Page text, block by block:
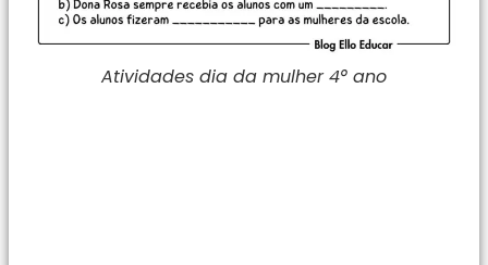
Atividades dia da mulher 4° ano